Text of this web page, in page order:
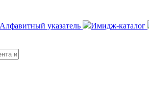
Алфавитный указатель
Имидж-каталог